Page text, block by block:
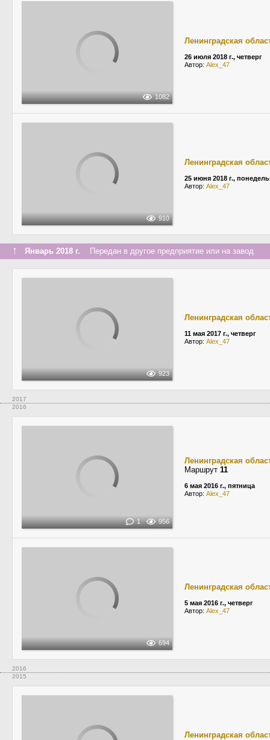
1082
Ленинградская
26 июля 2018 г., четверг
Автор: Alex_47
910
Ленинградская
25 июня 2018 г.,
Автор: Alex_47
↑ Январь 2018 г. Передан в другое предприятие или на завод
923
Ленинградская
11 мая 2017 г., четверг
Автор: Alex_47
2017
2016
1 956
Ленинградская
Маршрут 11
6 мая 2016 г., пятница
Автор: Alex_47
694
Ленинградская
5 мая 2016 г., четверг
Автор: Alex_47
2016
2015
Ленинградская